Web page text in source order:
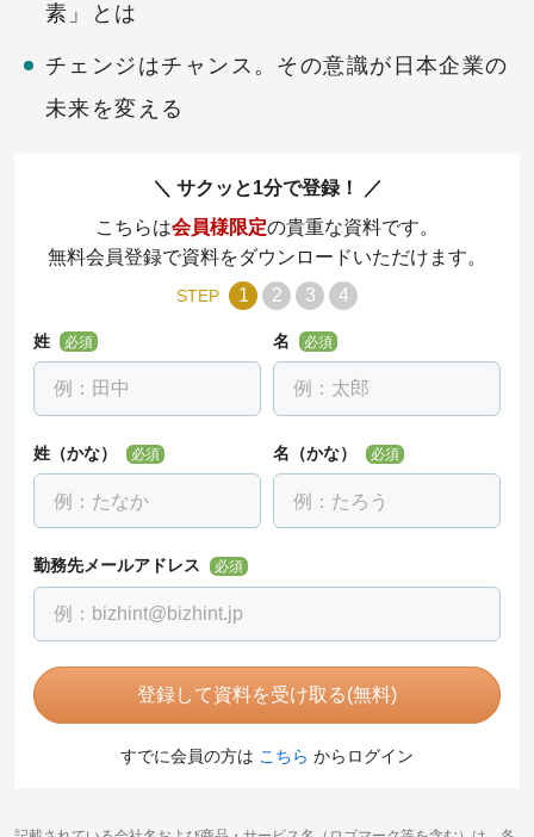
素」とは
チェンジはチャンス。その意識が日本企業の
未来を変える
サクッと1分で登録！
こちらは会員様限定の貴重な資料です。
無料会員登録で資料をダウンロードいただけます。
STEP 1 2 3 4
姓 必須 名 必須
姓（かな） 必須 名（かな） 必須
勤務先メールアドレス 必須
登録して資料を受け取る(無料)
すでに会員の方は こちら からログイン